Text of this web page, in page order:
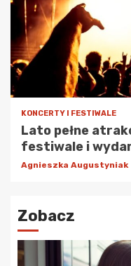
KONCERTY I FESTIWALE
Lato pełne
festiwale i
Agnieszka Augustyniak
Zobacz